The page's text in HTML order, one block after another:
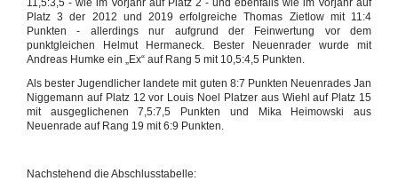
11,5:3,5 - wie im Vorjahr auf Platz 2 - und ebenfalls wie im Vorjahr auf
Platz 3 der 2012 und 2019 erfolgreiche Thomas Zietlow mit 11:4
Punkten - allerdings nur aufgrund der Feinwertung vor dem
punktgleichen Helmut Hermaneck. Bester Neuenrader wurde mit
Andreas Humke ein „Ex“ auf Rang 5 mit 10,5:4,5 Punkten.
Als bester Jugendlicher landete mit guten 8:7 Punkten Neuenrades Jan
Niggemann auf Platz 12 vor Louis Noel Platzer aus Wiehl auf Platz 15
mit ausgeglichenen 7,5:7,5 Punkten und Mika Heimowski aus
Neuenrade auf Rang 19 mit 6:9 Punkten.
Nachstehend die Abschlusstabelle: